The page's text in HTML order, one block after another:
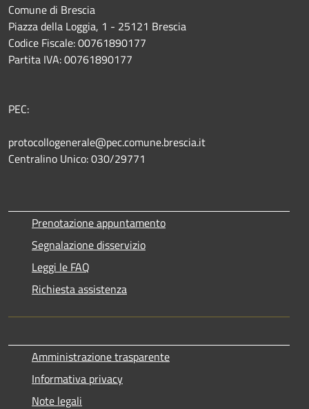
Comune di Brescia
Piazza della Loggia, 1 - 25121 Brescia
Codice Fiscale: 00761890177
Partita IVA: 00761890177
PEC:
protocollogenerale@pec.comune.brescia.it
Centralino Unico: 030/29771
Prenotazione appuntamento
Segnalazione disservizio
Leggi le FAQ
Richiesta assistenza
Amministrazione trasparente
Informativa privacy
Note legali